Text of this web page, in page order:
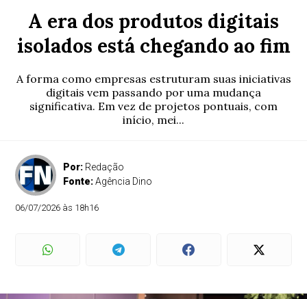
A era dos produtos digitais
isolados está chegando ao fim
A forma como empresas estruturam suas iniciativas
digitais vem passando por uma mudança
significativa. Em vez de projetos pontuais, com
início, mei...
Por: Redação
Fonte:Agência Dino
06/07/2026 às 18h16